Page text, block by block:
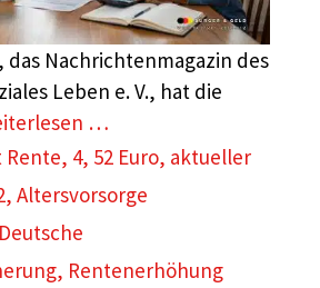
das Nachrichtenmagazin des
Leben e. V., hat die
…
Rente, 4, 52 Euro, aktueller
, Altersvorsorge
Deutsche
, Rentenerhöhung